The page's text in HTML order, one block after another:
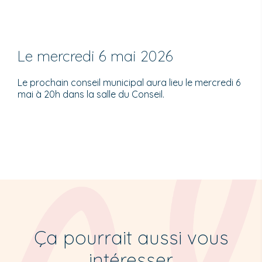
Le mercredi 6 mai 2026
Le prochain conseil municipal aura lieu le mercredi 6
mai à 20h dans la salle du Conseil.
Ça pourrait aussi vous